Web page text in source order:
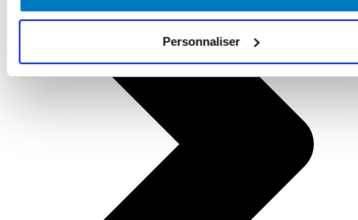
Personnaliser